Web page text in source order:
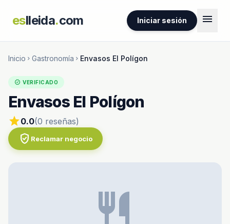
eslleida.com Iniciar sesión menu
Inicio chevron_right Gastronomía chevron_right Envasos El Polígon
verified VERIFICADO
Envasos El Polígon
star0.0(0 reseñas)
verified_user Reclamar negocio